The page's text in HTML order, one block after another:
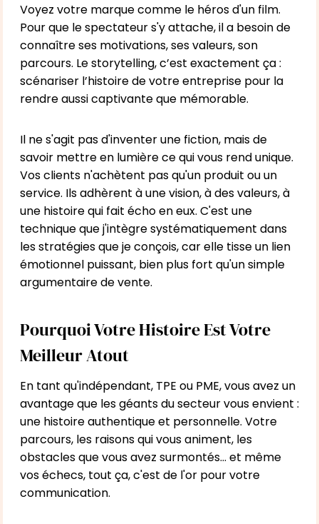
Voyez votre marque comme le héros d'un film.
Pour que le spectateur s'y attache, il a besoin de
connaître ses motivations, ses valeurs, son
parcours. Le storytelling, c’est exactement ça :
scénariser l’histoire de votre entreprise pour la
rendre aussi captivante que mémorable.
Il ne s'agit pas d'inventer une fiction, mais de
savoir mettre en lumière ce qui vous rend unique.
Vos clients n'achètent pas qu'un produit ou un
service. Ils adhèrent à une vision, à des valeurs, à
une histoire qui fait écho en eux. C'est une
technique que j'intègre systématiquement dans
les stratégies que je conçois, car elle tisse un lien
émotionnel puissant, bien plus fort qu'un simple
argumentaire de vente.
Pourquoi Votre Histoire Est Votre
Meilleur Atout
En tant qu'indépendant, TPE ou PME, vous avez un
avantage que les géants du secteur vous envient :
une histoire authentique et personnelle. Votre
parcours, les raisons qui vous animent, les
obstacles que vous avez surmontés… et même
vos échecs, tout ça, c'est de l'or pour votre
communication.